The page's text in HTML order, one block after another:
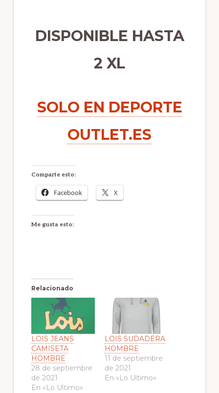
DISPONIBLE HASTA
2 XL
SOLO EN DEPORTE
OUTLET.ES
Comparte esto:
Facebook X
Me gusta esto:
Relacionado
LOIS JEANS
CAMISETA
HOMBRE
28 de septiembre
de 2021
En «Lo Ultimo»
LOIS SUDADERA
HOMBRE
11 de septiembre
de 2021
En «Lo Ultimo»